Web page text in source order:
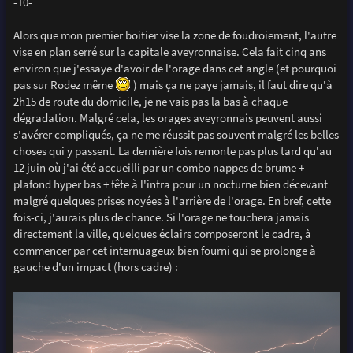
Alors que mon premier boitier vise la zone de foudroiement, l'autre
vise en plan serré sur la capitale aveyronnaise. Cela fait cinq ans
environ que j'essaye d'avoir de l'orage dans cet angle (et pourquoi
pas sur Rodez même
) mais ça ne paye jamais, il faut dire qu'à
2h15 de route du domicile, je ne vais pas la bas à chaque
dégradation. Malgré cela, les orages aveyronnais peuvent aussi
s'avérer compliqués, ça ne me réussit pas souvent malgré les belles
choses qui y passent. La dernière fois remonte pas plus tard qu'au
12 juin où j'ai été accueilli par un combo nappes de brume +
plafond hyper bas + fête à l'intra pour un nocturne bien décevant
malgré quelques prises noyées à l'arrière de l'orage. En bref, cette
fois-ci, j'aurais plus de chance. Si l'orage ne touchera jamais
directement la ville, quelques éclairs composeront le cadre, à
commencer par cet internuageux bien fourni qui se prolonge à
gauche d'un impact (hors cadre) :